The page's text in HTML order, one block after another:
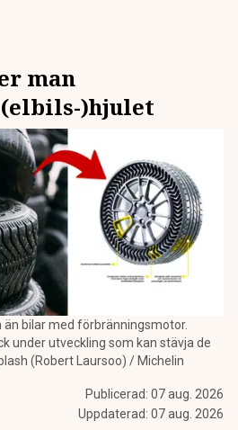
man
)hjulet
än bilar med förbränningsmotor.
under utveckling som kan stävja de
(Robert Laursoo) / Michelin
Publicerad: 07 aug. 2026
Uppdaterad: 07 aug. 2026